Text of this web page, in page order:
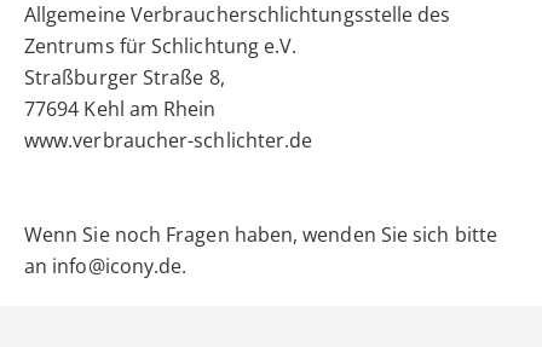
Allgemeine Verbraucherschlichtungsstelle des
Zentrums für Schlichtung e.V.
Straßburger Straße 8,
77694 Kehl am Rhein
www.verbraucher-schlichter.de
Wenn Sie noch Fragen haben, wenden Sie sich bitte
an info@icony.de.